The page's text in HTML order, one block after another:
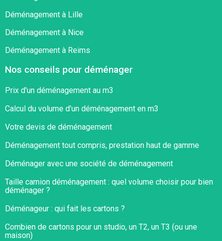
Déménagement à Lille
Déménagement à Nice
Déménagement à Reims
Nos conseils pour déménager
Prix d'un déménagement au m3
Calcul du volume d'un déménagement en m3
Votre devis de déménagement
Déménagement tout compris, prestation haut de gamme
Déménager avec une société de déménagement
Taille camion déménagement : quel volume choisir pour bien
déménager ?​
Déménageur : qui fait les cartons ?​
Combien de cartons pour un studio, un T2, un T3 (ou une
maison)​